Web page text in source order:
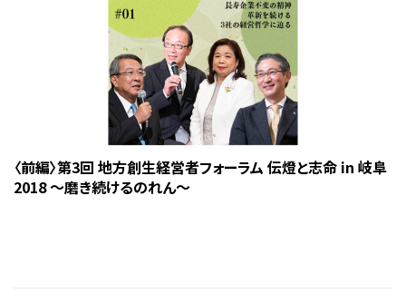
〈前編〉第3回 地方創生経営者フォーラム 伝燈と志命 in 岐阜
2018 ～磨き続けるのれん～